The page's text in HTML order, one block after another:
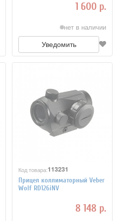
1 600 р.
нет в наличии
Уведомить
Код товара:113231
Прицел коллиматорный Veber
Wolf RD126iNV
8 148 р.